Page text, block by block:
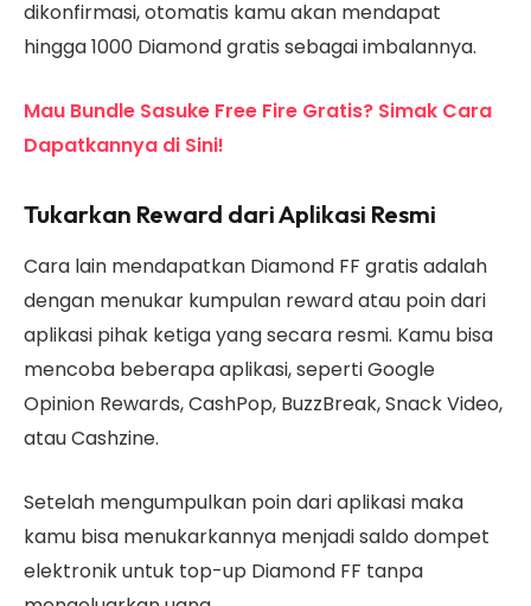
dikonfirmasi, otomatis kamu akan mendapat
hingga 1000 Diamond gratis sebagai imbalannya.
Mau Bundle Sasuke Free Fire Gratis? Simak Cara
Dapatkannya di Sini!
Tukarkan Reward dari Aplikasi Resmi
Cara lain mendapatkan Diamond FF gratis adalah
dengan menukar kumpulan reward atau poin dari
aplikasi pihak ketiga yang secara resmi. Kamu bisa
mencoba beberapa aplikasi, seperti Google
Opinion Rewards, CashPop, BuzzBreak, Snack Video,
atau Cashzine.
Setelah mengumpulkan poin dari aplikasi maka
kamu bisa menukarkannya menjadi saldo dompet
elektronik untuk top-up Diamond FF tanpa